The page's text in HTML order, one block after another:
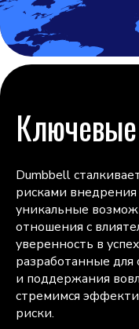
Ключевые
Dumbbell
рисками
уникальные
отношения с
уверенность в
разработанные для
и поддержания
стремимся
риски.